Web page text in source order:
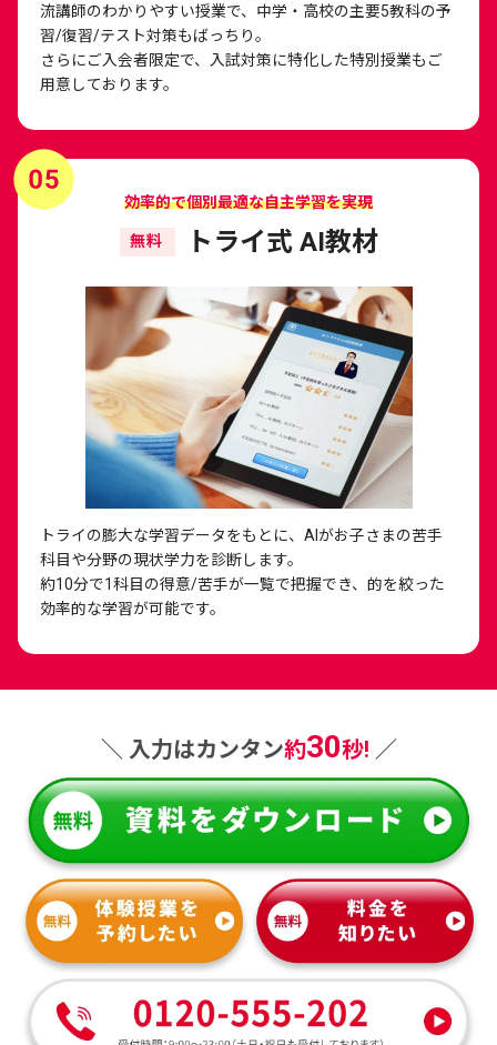
流講師のわかりやすい授業で、中学・高校の主要5教科の予
習/復習/テスト対策もばっちり。
さらにご入会者限定で、入試対策に特化した特別授業もご
用意しております。
効率的で個別最適な自主学習を実現
無料 トライ式 AI教材
トライの膨大な学習データをもとに、AIがお子さまの苦手
科目や分野の現状学力を診断します。
約10分で1科目の得意/苦手が一覧で把握でき、的を絞った
効率的な学習が可能です。
＼ 入力はカンタン約30秒! ／